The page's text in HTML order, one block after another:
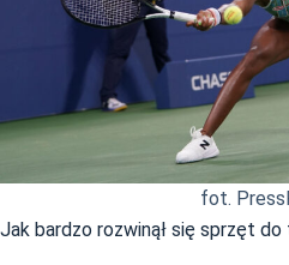
fot.
Jak bardzo rozwinął się sprzęt do